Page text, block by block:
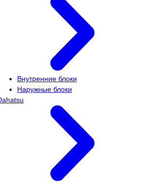
Внутренние блоки
Наружные блоки